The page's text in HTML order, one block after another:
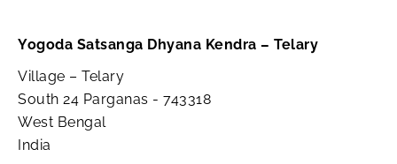
Yogoda Satsanga Dhyana Kendra – Telary
Village – Telary
South 24 Parganas - 743318
West Bengal
India